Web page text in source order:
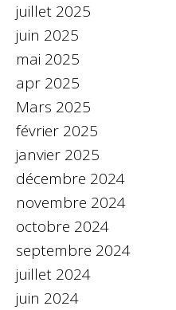
juillet 2025
juin 2025
mai 2025
apr 2025
Mars 2025
février 2025
janvier 2025
décembre 2024
novembre 2024
octobre 2024
septembre 2024
juillet 2024
juin 2024